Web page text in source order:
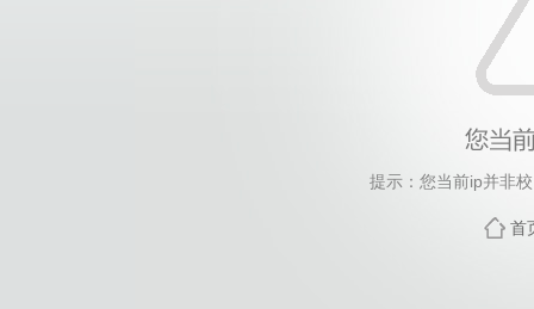
提示：您当前ip并非
首